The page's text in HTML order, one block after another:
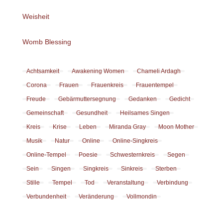
Weisheit
Womb Blessing
Achtsamkeit Awakening Women
Chameli Ardagh
Corona
Frauen Frauenkreis
Frauentempel
Freude
Gebärmuttersegnung Gedanken
Gedicht
Gemeinschaft
Gesundheit
Heilsames Singen
Kreis
Krise Leben Miranda Gray
Moon Mother
Musik
Natur Online
Online-Singkreis
Online-Tempel
Poesie Schwesternkreis
Segen
Sein
Singen Singkreis Sinkreis
Sterben
Stille
Tempel Tod Veranstaltung
Verbindung
Verbundenheit
Veränderung
Vollmondin